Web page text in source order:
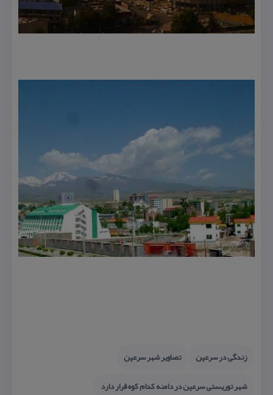
زندگی در سرعین
تصاویر شهر سرعین
شهر توریستی سرعین در دامنه كدام كوه قرار دارد